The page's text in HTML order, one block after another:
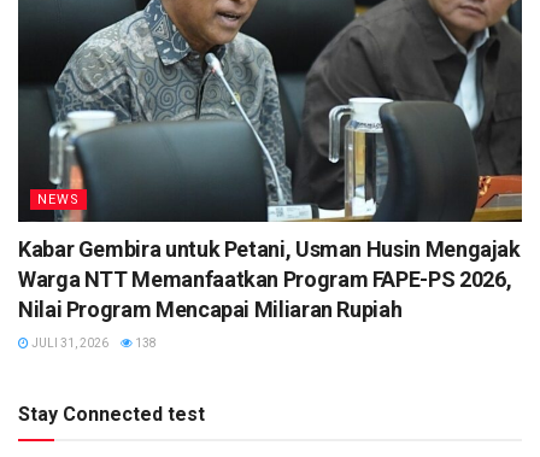
NEWS
Kabar Gembira untuk Petani, Usman Husin Mengajak
Warga NTT Memanfaatkan Program FAPE-PS 2026,
Nilai Program Mencapai Miliaran Rupiah
JULI 31, 2026 138
Stay Connected test